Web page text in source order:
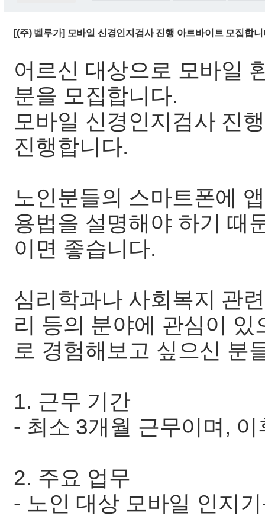
[(주) 벨루가] 모바일 신경인지검사 진행 아르바이트 모집합
어르신 대상으로 모바일
분을 모집합니다.
모바일 신경인지검사 진
진행합니다.
노인분들의 스마트폰에
용법을 설명해야 하기 때
이면 좋습니다.
심리학과나 사회복지 관
리 등의 분야에 관심이
로 경험해보고 싶으신 분
1. 근무 기간
- 최소 3개월 근무이며,
2. 주요 업무
- 노인 대상 모바일 인지